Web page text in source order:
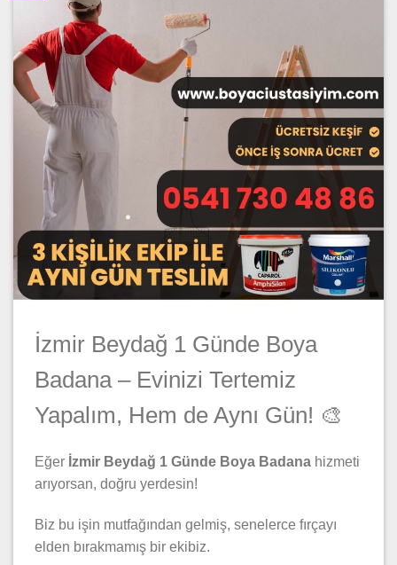
İzmir Beydağ 1 Günde Boya
Badana – Evinizi Tertemiz
Yapalım, Hem de Aynı Gün! 🎨
Eğer İzmir Beydağ 1 Günde Boya Badana hizmeti
arıyorsan, doğru yerdesin!
Biz bu işin mutfağından gelmiş, senelerce fırçayı
elden bırakmamış bir ekibiz.